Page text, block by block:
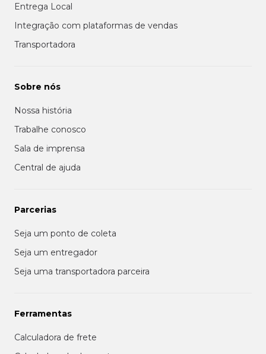
Entrega Local
Integração com plataformas de vendas
Transportadora
Sobre nós
Nossa história
Trabalhe conosco
Sala de imprensa
Central de ajuda
Parcerias
Seja um ponto de coleta
Seja um entregador
Seja uma transportadora parceira
Ferramentas
Calculadora de frete